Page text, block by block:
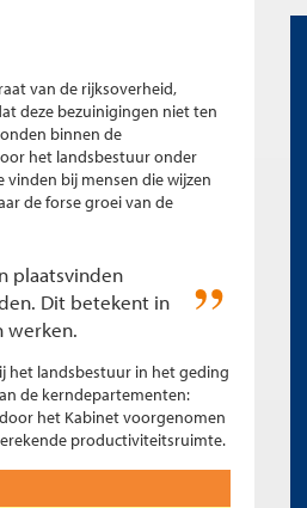
van de rijksoverheid,
deze bezuinigingen niet ten
binnen de
het landsbestuur onder
bij mensen die wijzen
de forse groei van de
plaatsvinden
Dit betekent in
werken.
het landsbestuur in het geding
de kerndepartementen:
het Kabinet voorgenomen
productiviteitsruimte.